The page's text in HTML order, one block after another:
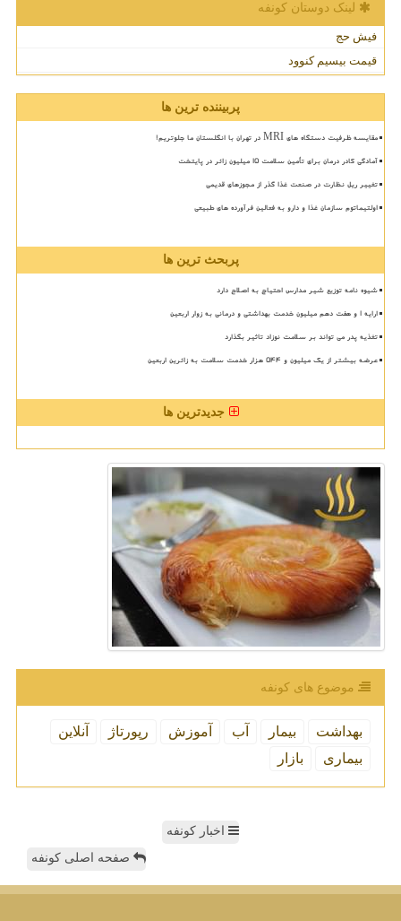
لینک دوستان كونفه
فیش حج
قیمت بیسیم کنوود
پربیننده ترین ها
مقایسه ظرفیت دستگاه های MRI در تهران با انگلستان ما جلوتریم!
آمادگی کادر درمان برای تأمین سلامت 15 میلیون زائر در پایتخت
تغییر ریل نظارت در صنعت غذا گذر از مجوزهای قدیمی
اولتیماتوم سازمان غذا و دارو به فعالین فرآورده های طبیعی
پربحث ترین ها
شیوه نامه توزیع شیر مدارس احتیاج به اصلاح دارد
ارایه ۱ و هفت دهم میلیون خدمت بهداشتی و درمانی به زوار اربعین
تغذیه پدر می تواند بر سلامت نوزاد تاثیر بگذارد
عرضه بیشتر از یک میلیون و ۵۴۴ هزار خدمت سلامت به زائرین اربعین
جدیدترین ها
موضوع های كونفه
بهداشت بیمار آب آموزش رپورتاژ
آنلاین
بیماری
بازار
اخبار کونفه
صفحه اصلی کونفه